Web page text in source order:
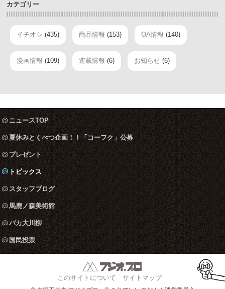
カテゴリー
イチオシ (435) 商品情報 (153) OA情報 (140)
漫画情報 (109) 連載情報 (6) お知らせ (6)
ニュースTOP
夏休みとくべつ企画！！「コーフク」公募
プレゼント
トピックス
スタッフブログ
馬鹿ノ森美術館
バカ大川柳
国民投票
このサイトについて サイトマップ